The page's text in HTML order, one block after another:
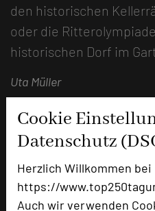
Cookie
Datenschutz
Herzlich Willkommen bei
https://
Auch wir verwenden
den historischen
oder die
historischen Dorf im
Uta Müller